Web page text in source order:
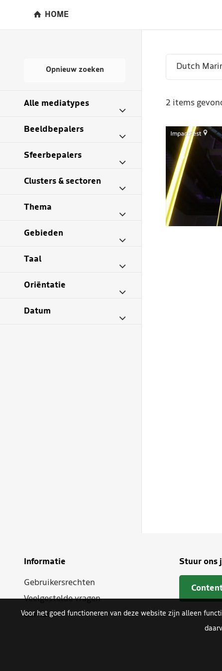
HOME
Opnieuw zoeken
Alle mediatypes
Beeldbepalers
Sfeerbepalers
Clusters & sectoren
Thema
Gebieden
Taal
Oriëntatie
Datum
2 items
Informatie
Gebruikersrechten
Veelgestelde vragen
Contact
Stuur ons
Voor het goed functioneren van deze website zijn alleen